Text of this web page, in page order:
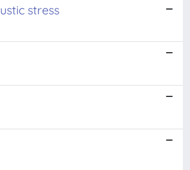
stress